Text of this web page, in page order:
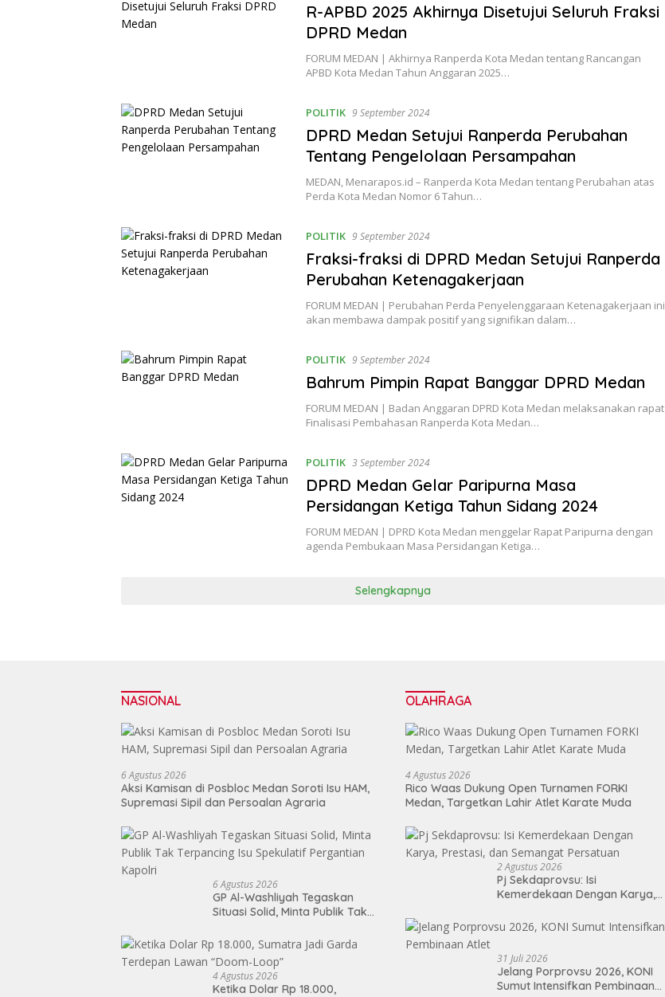
R-APBD 2025 Akhirnya Disetujui Seluruh Fraksi
DPRD Medan
FORUM MEDAN | Akhirnya Ranperda Kota Medan tentang Rancangan
APBD Kota Medan Tahun Anggaran 2025…
POLITIK 9 September 2024
DPRD Medan Setujui Ranperda Perubahan
Tentang Pengelolaan Persampahan
MEDAN, Menarapos.id – Ranperda Kota Medan tentang Perubahan atas
Perda Kota Medan Nomor 6 Tahun…
POLITIK 9 September 2024
Fraksi-fraksi di DPRD Medan Setujui Ranperda
Perubahan Ketenagakerjaan
FORUM MEDAN | Perubahan Perda Penyelenggaraan Ketenagakerjaan ini
akan membawa dampak positif yang signifikan dalam…
POLITIK 9 September 2024
Bahrum Pimpin Rapat Banggar DPRD Medan
FORUM MEDAN | Badan Anggaran DPRD Kota Medan melaksanakan rapat
Finalisasi Pembahasan Ranperda Kota Medan…
POLITIK 3 September 2024
DPRD Medan Gelar Paripurna Masa
Persidangan Ketiga Tahun Sidang 2024
FORUM MEDAN | DPRD Kota Medan menggelar Rapat Paripurna dengan
agenda Pembukaan Masa Persidangan Ketiga…
Selengkapnya
NASIONAL
6 Agustus 2026
Aksi Kamisan di Posbloc Medan Soroti Isu HAM,
Supremasi Sipil dan Persoalan Agraria
6 Agustus 2026
GP Al-Washliyah Tegaskan
Situasi Solid, Minta Publik Tak
Pergantian Kapolri
4 Agustus 2026
Ketika Dolar Rp 18.000,
OLAHRAGA
4 Agustus 2026
Rico Waas Dukung Open Turnamen FORKI
Medan, Targetkan Lahir Atlet Karate Muda
2 Agustus 2026
Pj Sekdaprovsu: Isi
Kemerdekaan Dengan Karya,
Persatuan
31 Juli 2026
Jelang Porprovsu 2026, KONI
Sumut Intensifkan Pembinaan